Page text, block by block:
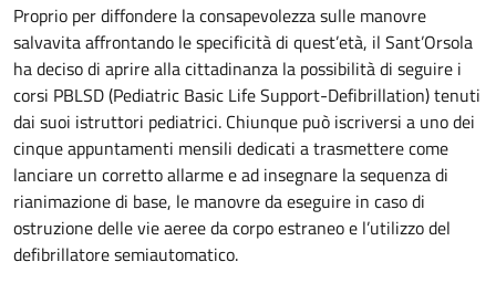
Proprio per diffondere la consapevolezza sulle manovre
salvavita affrontando le specificità di quest’età, il Sant’Orsola
ha deciso di aprire alla cittadinanza la possibilità di seguire i
corsi PBLSD (Pediatric Basic Life Support-Defibrillation) tenuti
dai suoi istruttori pediatrici. Chiunque può iscriversi a uno dei
cinque appuntamenti mensili dedicati a trasmettere come
lanciare un corretto allarme e ad insegnare la sequenza di
rianimazione di base, le manovre da eseguire in caso di
ostruzione delle vie aeree da corpo estraneo e l’utilizzo del
defibrillatore semiautomatico.